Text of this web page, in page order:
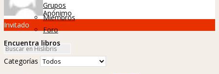
Grupos
Miembros
Foro
Anónimo
Invitado
Encuentra libros
Categorías